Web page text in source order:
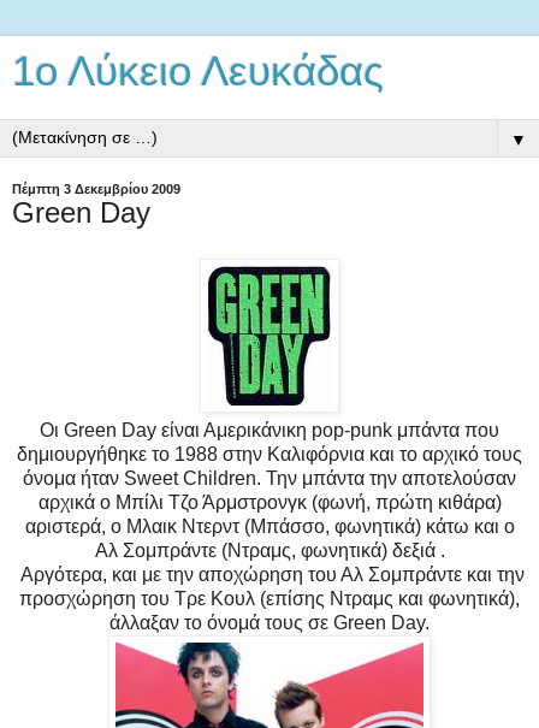
1ο Λύκειο Λευκάδας
▼
Πέμπτη 3 Δεκεμβρίου 2009
Green Day
Οι Green Day είναι Αμερικάνικη pop-punk μπάντα που
δημιουργήθηκε το 1988 στην Καλιφόρνια και το αρχικό τους
όνομα ήταν Sweet Children. Την μπάντα την αποτελούσαν
αρχικά ο Μπίλι Τζο Άρμστρονγκ (φωνή, πρώτη κιθάρα)
αριστερά, o Μλαικ Ντερντ (Μπάσσο, φωνητικά) κάτω και ο
Αλ Σομπράντε (Ντραμς, φωνητικά) δεξιά .
Aργότερα, και με την αποχώρηση του Αλ Σομπράντε και την
προσχώρηση του Τρε Κουλ (επίσης Ντραμς και φωνητικά),
άλλαξαν το όνομά τους σε Green Day.